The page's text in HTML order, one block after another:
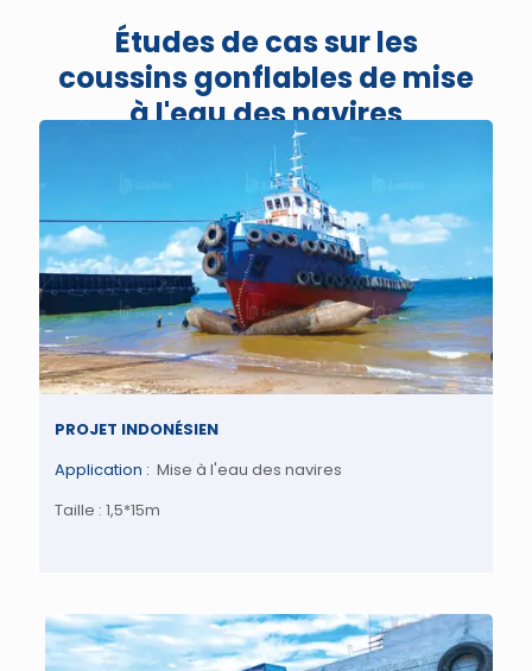
Études de cas sur les
coussins gonflables de mise
à l'eau des navires
PROJET INDONÉSIEN
Application : Mise à l'eau des navires
Taille : 1,5*15m